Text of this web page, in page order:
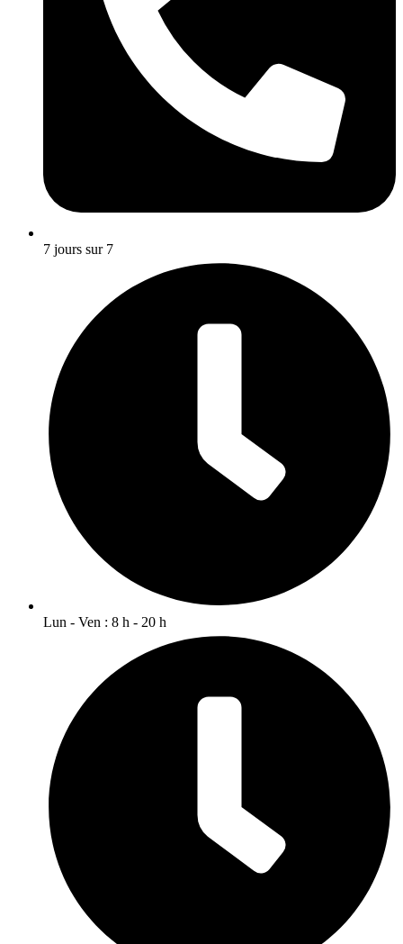
7 jours sur 7
Lun - Ven : 8 h - 20 h